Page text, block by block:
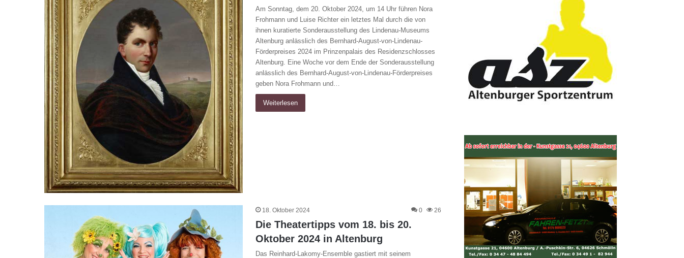
Am Sonntag, dem 20. Oktober 2024, um 14 Uhr führen Nora
Frohmann und Luise Richter ein letztes Mal durch die von
ihnen kuratierte Sonderausstellung des Lindenau-Museums
Altenburg anlässlich des Bernhard-August-von-Lindenau-
Förderpreises 2024 im Prinzenpalais des Residenzschlosses
Altenburg. Eine Woche vor dem Ende der Sonderausstellung
anlässlich des Bernhard-August-von-Lindenau-Förderpreises
geben Nora Frohmann und…
Weiterlesen
18. Oktober 2024 0 26
Die Theatertipps vom 18. bis 20.
Oktober 2024 in Altenburg
Das Reinhard-Lakomy-Ensemble gastiert mit seinem